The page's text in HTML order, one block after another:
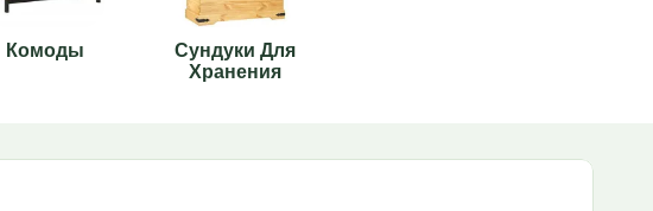
Комоды
Сундуки Для
Хранения